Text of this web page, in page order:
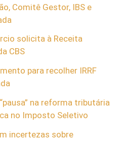
Comitê Gestor, IBS e
solicita à Receita
CBS
para recolher IRRF
na reforma tributária
no Imposto Seletivo
incertezas sobre